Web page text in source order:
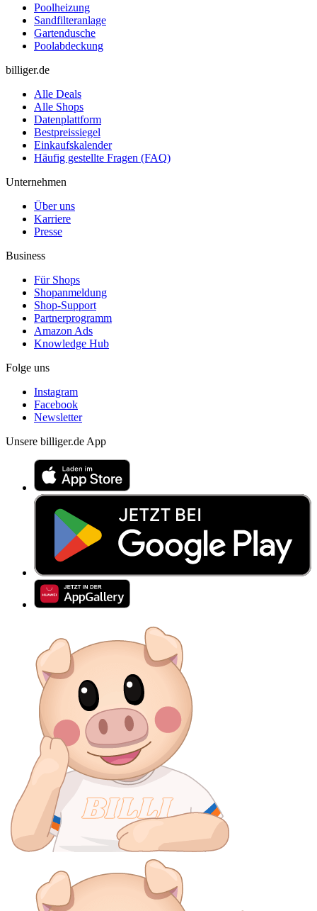
Poolheizung
Sandfilteranlage
Gartendusche
Poolabdeckung
billiger.de
Alle Deals
Alle Shops
Datenplattform
Bestpreissiegel
Einkaufskalender
Häufig gestellte Fragen (FAQ)
Unternehmen
Über uns
Karriere
Presse
Business
Für Shops
Shopanmeldung
Shop-Support
Partnerprogramm
Amazon Ads
Knowledge Hub
Folge uns
Instagram
Facebook
Newsletter
Unsere billiger.de App